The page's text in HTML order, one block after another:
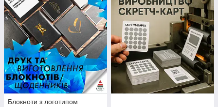
Блокноти з логотипом